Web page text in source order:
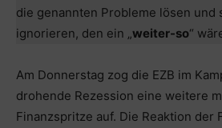
die genannten Probleme lösen und
ignorieren, den ein „ weiter-so“
Am Donnerstag zog die EZB im
drohende Rezession eine weitere
Finanzspritze auf. Die Reaktion der